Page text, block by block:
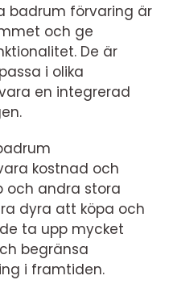
badrum förvaring är
och ge
De är
i olika
en integrerad
kostnad och
och andra stora
dyra att köpa och
ta upp mycket
begränsa
i framtiden.